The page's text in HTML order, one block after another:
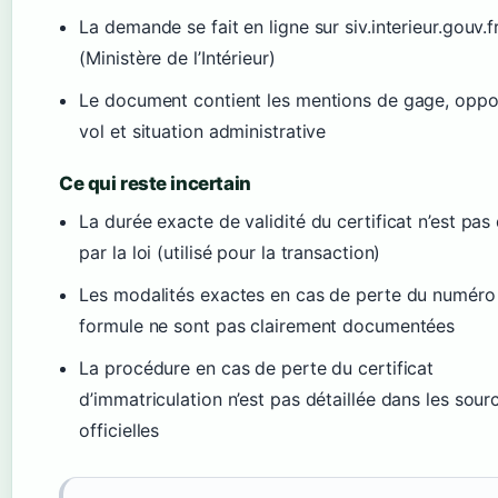
La demande se fait en ligne sur
(Ministère de l’Intérieur)
Le document contient les mentions de gage,
vol et situation administrative
Ce qui reste incertain
La durée exacte de validité du certificat n’est pas
par la loi (utilisé pour la transaction)
Les modalités exactes en cas de perte du
formule ne sont pas clairement documentées
La procédure en cas de perte du certificat
d’immatriculation n’est pas détaillée dans les
officielles